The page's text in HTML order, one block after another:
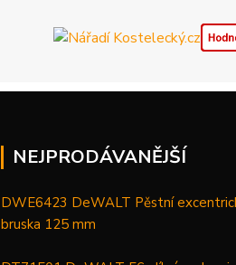
NEJPRODÁVANĚJŠÍ
DWE6423 DeWALT Pěstní
bruska 125 mm